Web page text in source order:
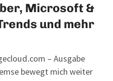
Microsoft &
und mehr
– Ausgabe
bewegt mich weiter